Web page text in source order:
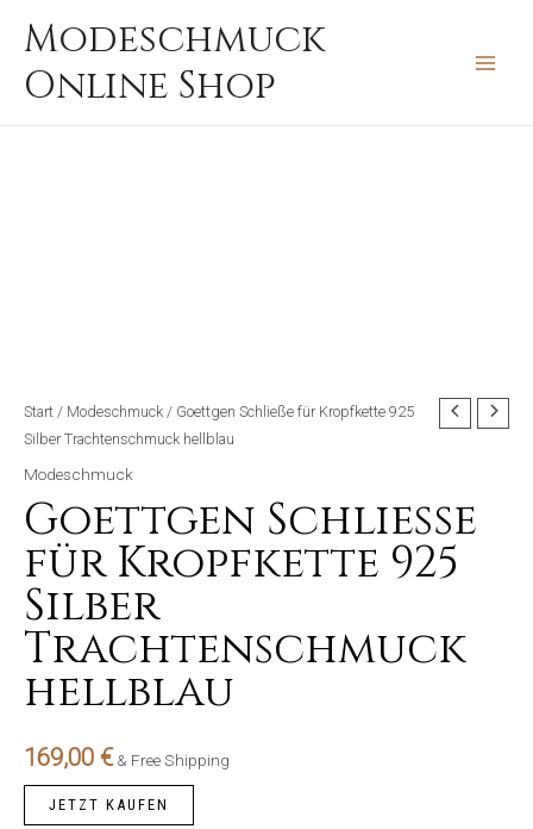
Inhalt
springen
Modeschmuck
Online Shop
Start / Modeschmuck / Goettgen Schließe für Kropfkette 925
Silber Trachtenschmuck hellblau
Modeschmuck
Goettgen Schließe
für Kropfkette 925
Silber
Trachtenschmuck
hellblau
169,00 € & Free Shipping
JETZT KAUFEN